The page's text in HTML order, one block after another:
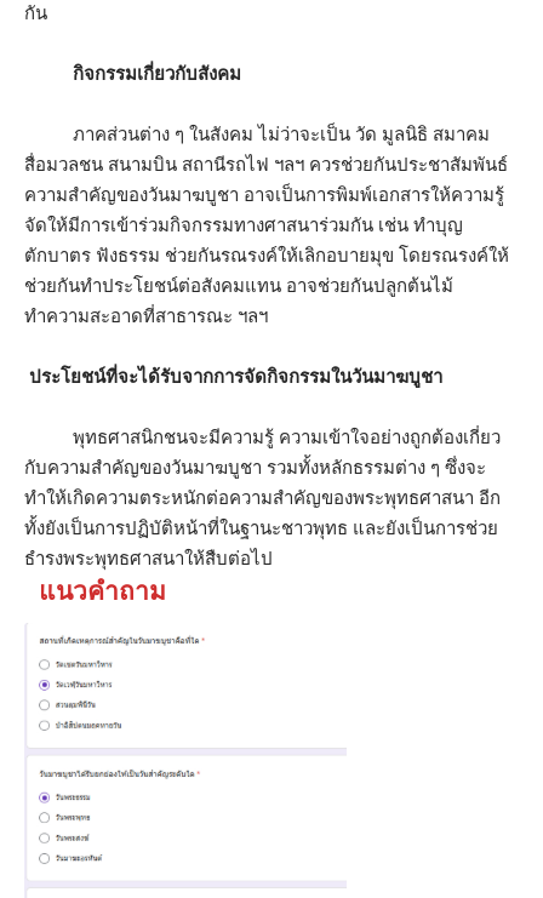
กัน
กิจกรรมเกี่ยวกับสังคม
ภาคส่วนต่าง ๆ ในสังคม ไม่ว่าจะเป็น วัด มูลนิธิ สมาคม
สื่อมวลชน สนามบิน สถานีรถไฟ ฯลฯ ควรช่วยกันประชาสัมพันธ์
ความสำคัญของวันมาฆบูชา อาจเป็นการพิมพ์เอกสารให้ความรู้
จัดให้มีการเข้าร่วมกิจกรรมทางศาสนาร่วมกัน เช่น ทำบุญ
ตักบาตร ฟังธรรม ช่วยกันรณรงค์ให้เลิกอบายมุข โดยรณรงค์ให้
ช่วยกันทำประโยชน์ต่อสังคมแทน อาจช่วยกันปลูกต้นไม้
ทำความสะอาดที่สาธารณะ ฯลฯ
ประโยชน์ที่จะได้รับจากการจัดกิจกรรมในวันมาฆบูชา
พุทธศาสนิกชนจะมีความรู้ ความเข้าใจอย่างถูกต้องเกี่ยว
กับความสำคัญของวันมาฆบูชา รวมทั้งหลักธรรมต่าง ๆ ซึ่งจะ
ทำให้เกิดความตระหนักต่อความสำคัญของพระพุทธศาสนา อีก
ทั้งยังเป็นการปฏิบัติหน้าที่ในฐานะชาวพุทธ และยังเป็นการช่วย
ธำรงพระพุทธศาสนาให้สืบต่อไป
แนวคำถาม